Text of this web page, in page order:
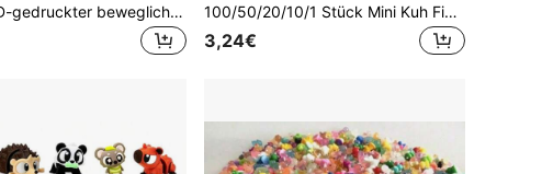
1 Stück 3D-gedruckter beweglicher orientalischer Drache (ohne Ständer, ohne Ei), einteilig gegossenes faltbares Drachenmodell, Stressabbau-Spielzeug & kreatives Dekorationsgeschenk, in mehreren Farben erhältlich, Material 100/50/20/10/1 Stück Mini Kuh Figuren, geeignet für Landschaftshaus DIY Basteln, Feengarten Miniatur Mooslandschaft, Glasbehälter, Topfpflanzen, Miniaturlandschaft Basteln, Garten, Auto-Innenraum, Party- und Geburtstagsdekorationen
3,24€